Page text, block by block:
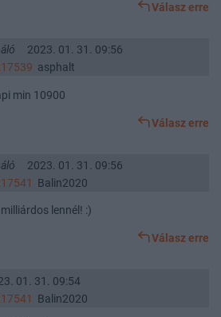
Válasz erre
2023. 01. 31. 09:56
asphalt
min 10900
Válasz erre
2023. 01. 31. 09:56
Balin2020
lennél! :)
Válasz erre
01. 31. 09:54
Balin2020